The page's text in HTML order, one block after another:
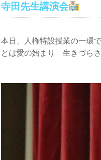
寺田先生講演会
本日、人権特設授業の一環
とは愛の始まり 生きづらさ